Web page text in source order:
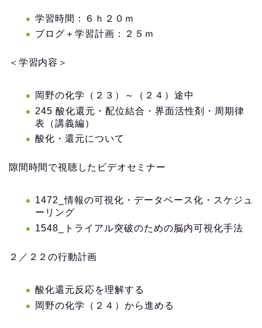
学習時間：６ｈ２０ｍ
ブログ＋学習計画：２５ｍ
＜学習内容＞
岡野の化学（２３）～（２４）途中
245 酸化還元・配位結合・界面活性剤・周期律
表（講義編）
酸化・還元について
隙間時間で視聴したビデオセミナー
1472_情報の可視化・データベース化・スケジュ
ーリング
1548_トライアル突破のための脳内可視化手法
２／２２の行動計画
酸化還元反応を理解する
岡野の化学（２４）から進める